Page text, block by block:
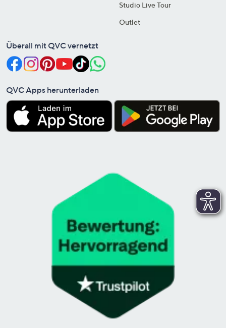
Studio Live Tour
Outlet
Überall mit QVC vernetzt
QVC Apps herunterladen